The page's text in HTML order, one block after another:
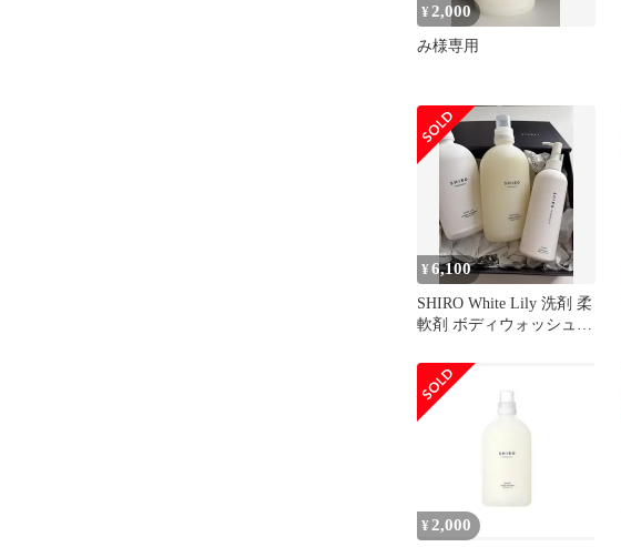
¥ 2,000
み様専用
¥6,100
SHIRO White Lily 洗剤 柔
軟剤 ボディウォッシュ
¥ 2,000